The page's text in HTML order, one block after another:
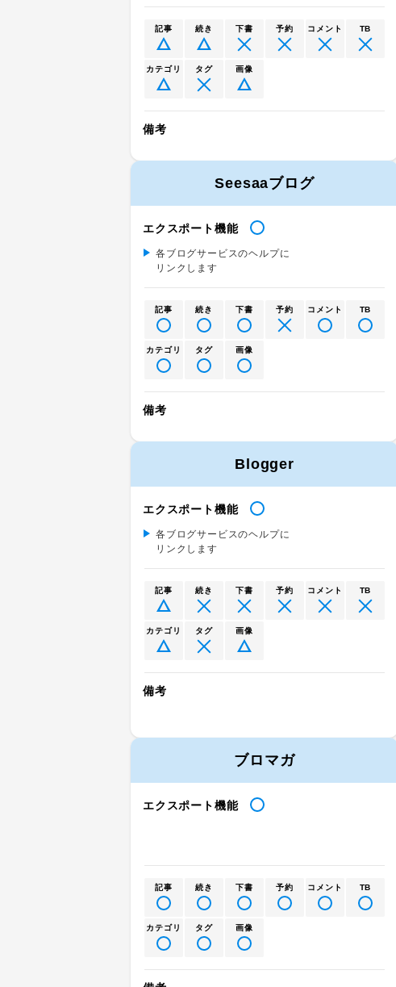
記事 続き 下書 予約 コメント TB
カテゴリ タグ 画像
備考
Seesaaブログ
エクスポート機能
各ブログサービスのヘルプに
リンクします
記事 続き 下書 予約 コメント TB
カテゴリ タグ 画像
備考
Blogger
エクスポート機能
各ブログサービスのヘルプに
リンクします
記事 続き 下書 予約 コメント TB
カテゴリ タグ 画像
備考
ブロマガ
エクスポート機能
記事 続き 下書 予約 コメント TB
カテゴリ タグ 画像